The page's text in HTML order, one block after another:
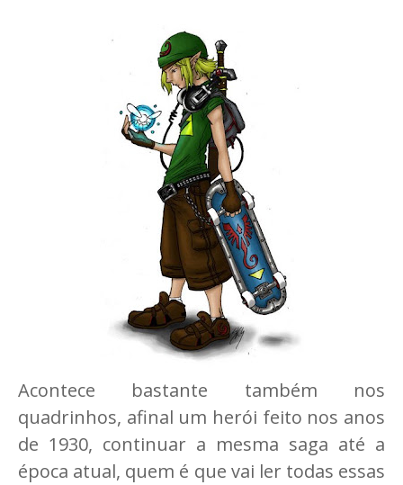
Acontece bastante também nos
quadrinhos, afinal um herói feito nos anos
de 1930, continuar a mesma saga até a
época atual, quem é que vai ler todas essas